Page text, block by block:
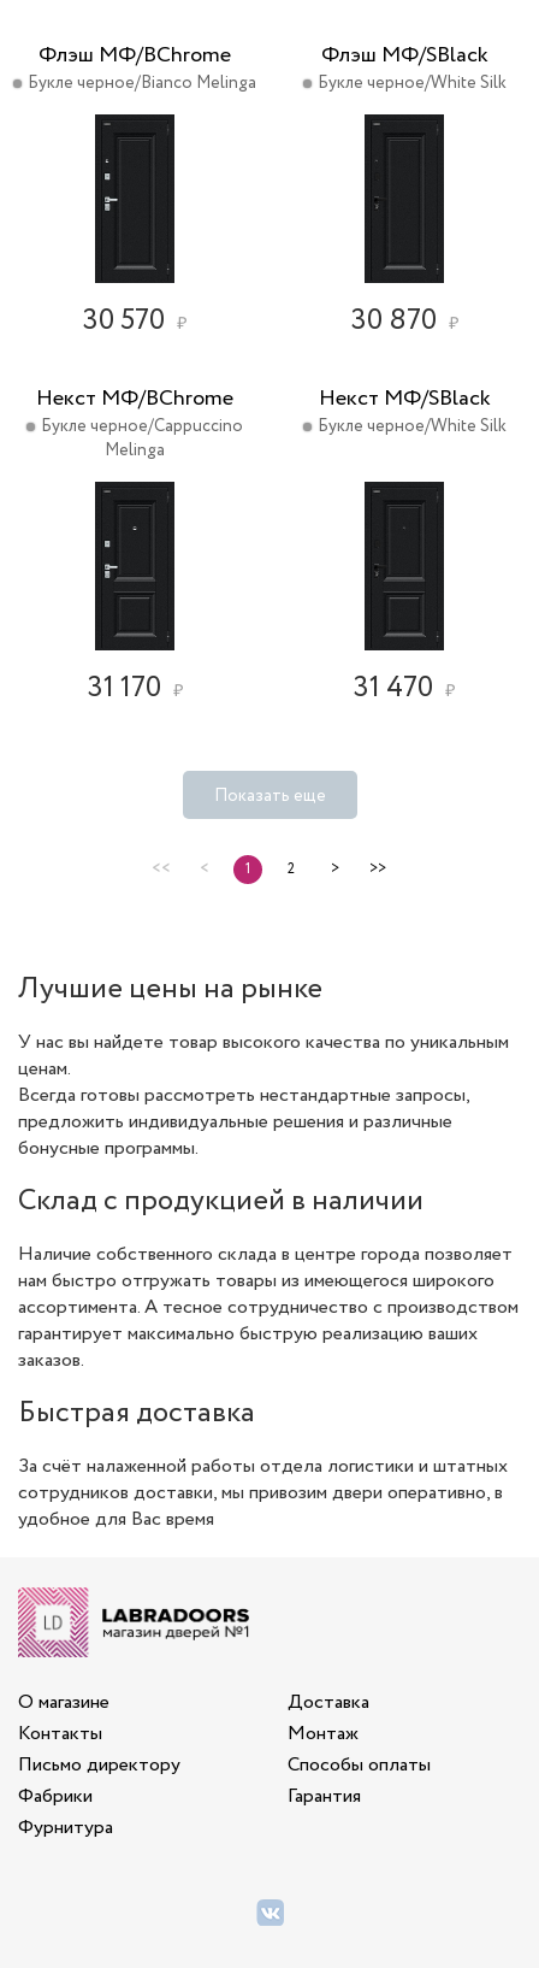
Флэш МФ/BChrome
Букле черное/Bianco Melinga
30 570 ₽
Флэш МФ/SBlack
Букле черное/White Silk
30 870 ₽
Некст МФ/BChrome
Букле черное/Cappuccino
Melinga
31 170 ₽
Некст МФ/SBlack
Букле черное/White Silk
31 470 ₽
Показать еще
<< < 1 2 > >>
Лучшие цены на рынке
У нас вы найдете товар высокого качества по уникальным
ценам.
Всегда готовы рассмотреть нестандартные запросы,
предложить индивидуальные решения и различные
бонусные программы.
Склад с продукцией в наличии
Наличие собственного склада в центре города позволяет
нам быстро отгружать товары из имеющегося широкого
ассортимента. А тесное сотрудничество с производством
гарантирует максимально быструю реализацию ваших
заказов.
Быстрая доставка
За счёт налаженной работы отдела логистики и штатных
сотрудников доставки, мы привозим двери оперативно, в
удобное для Вас время
О магазине
Контакты
Письмо директору
Фабрики
Фурнитура
Доставка
Монтаж
Способы оплаты
Гарантия